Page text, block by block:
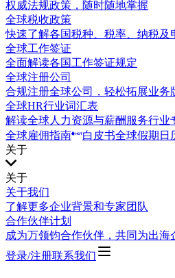
权威法规政策，随时随地掌握
全球税收政策
快速了解各国税种、税率、纳税及
全球工作签证
全面解读各国工作签证规定
全球注册公司
合规注册全球公司，轻松拓展业务
全球HR行业词汇表
解读全球人力资源与薪酬服务行业
全球雇佣指南
白皮书全球假期日
关于
关于
关于我们
了解更多企业背景和专家团队
合作伙伴计划
成为万领钧合作伙伴，共同为出海
登录/注册联系我们